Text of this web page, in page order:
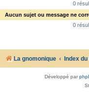
0
Aucun sujet ou message ne
0
La gnomonique Index
Développé par